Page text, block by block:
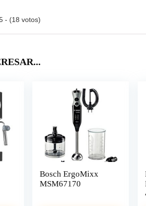
- (18 votos)
Bosch ErgoMixx
MSM67170